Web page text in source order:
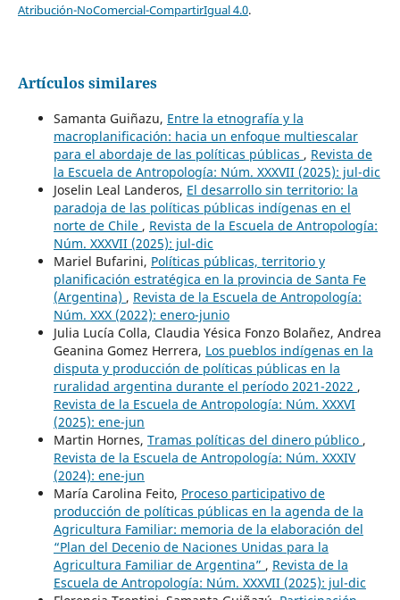
Atribución-NoComercial-CompartirIgual 4.0.
Artículos similares
Samanta Guiñazu, Entre la etnografía y la
macroplanificación: hacia un enfoque multiescalar
para el abordaje de las políticas públicas , Revista de
la Escuela de Antropología: Núm. XXXVII (2025): jul-dic
Joselin Leal Landeros, El desarrollo sin territorio: la
paradoja de las políticas públicas indígenas en el
norte de Chile , Revista de la Escuela de Antropología:
Núm. XXXVII (2025): jul-dic
Mariel Bufarini, Políticas públicas, territorio y
planificación estratégica en la provincia de Santa Fe
(Argentina) , Revista de la Escuela de Antropología:
Núm. XXX (2022): enero-junio
Julia Lucía Colla, Claudia Yésica Fonzo Bolañez, Andrea
Geanina Gomez Herrera, Los pueblos indígenas en la
disputa y producción de políticas públicas en la
ruralidad argentina durante el período 2021-2022 ,
Revista de la Escuela de Antropología: Núm. XXXVI
(2025): ene-jun
Martin Hornes, Tramas políticas del dinero público ,
Revista de la Escuela de Antropología: Núm. XXXIV
(2024): ene-jun
María Carolina Feito, Proceso participativo de
producción de políticas públicas en la agenda de la
Agricultura Familiar: memoria de la elaboración del
“Plan del Decenio de Naciones Unidas para la
Agricultura Familiar de Argentina” , Revista de la
Escuela de Antropología: Núm. XXXVII (2025): jul-dic